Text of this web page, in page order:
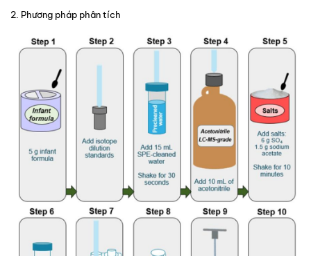
2. Phương pháp phân tích